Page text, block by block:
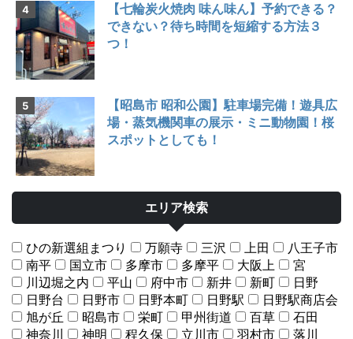
【七輪炭火焼肉 味ん味ん】予約できる？
できない？待ち時間を短縮する方法３
つ！
【昭島市 昭和公園】駐車場完備！遊具広
場・蒸気機関車の展示・ミニ動物園！桜
スポットとしても！
エリア検索
ひの新選組まつり 万願寺 三沢 上田
八王子市
南平
国立市 多摩市 多摩平 大阪上
宮
川辺堀之内
平山 府中市 新井 新町
日野
日野台
日野市 日野本町 日野駅
日野駅商店会
旭が丘
昭島市 栄町 甲州街道 百草
石田
神奈川
神明 程久保 立川市 羽村市
落川